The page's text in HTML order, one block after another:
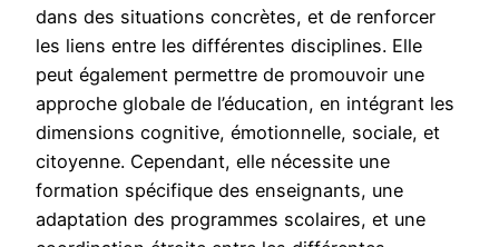
dans des situations concrètes, et de renforcer
les liens entre les différentes disciplines. Elle
peut également permettre de promouvoir une
approche globale de l’éducation, en intégrant les
dimensions cognitive, émotionnelle, sociale, et
citoyenne. Cependant, elle nécessite une
formation spécifique des enseignants, une
adaptation des programmes scolaires, et une